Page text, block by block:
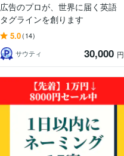
広告のプロが、世界に届く英語
タグラインを創ります
5.0(14)
サウティ
30,000 円